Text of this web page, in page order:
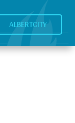
ALBERTCITY